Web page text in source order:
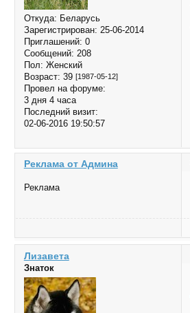
Откуда: Беларусь
Зарегистрирован: 25-06-2014
Приглашений: 0
Сообщений: 208
Пол: Женский
Возраст: 39 [1987-05-12]
Провел на форуме:
3 дня 4 часа
Последний визит:
02-06-2016 19:50:57
Реклама от Админа
Реклама
Лизавета
Знаток